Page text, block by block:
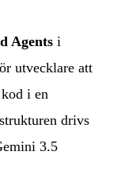
Agents i
utvecklare att
i en
drivs
3.5